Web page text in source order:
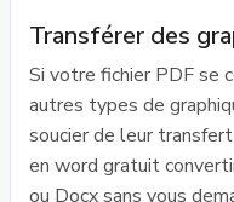
Transférer des
Si votre fichier PDF se
autres types de
soucier de leur
en word gratuit
ou Docx sans vous